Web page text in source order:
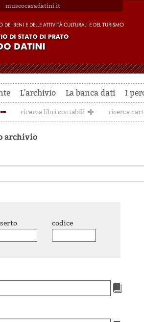
museocasadatini.it
L'archivio La banca dati I
ricerca libri contabili ricerca
archivio
codice